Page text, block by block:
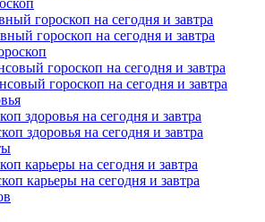
гороскоп на сегодня и завтра
гороскоп на сегодня и завтра
гороскоп на сегодня и завтра
гороскоп на сегодня и завтра
здоровья на сегодня и завтра
здоровья на сегодня и завтра
карьеры на сегодня и завтра
карьеры на сегодня и завтра